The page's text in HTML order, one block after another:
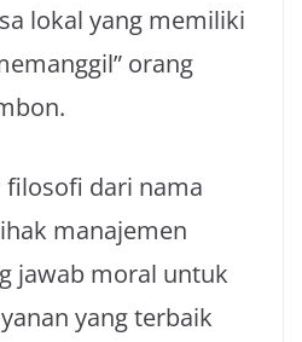
lokal yang memiliki
orang
filosofi dari nama
manajemen
jawab moral untuk
yang terbaik